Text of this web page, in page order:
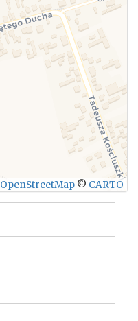
OpenStreetMap © CARTO